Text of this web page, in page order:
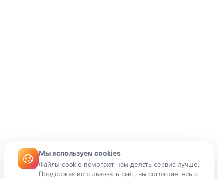
Мы используем cookies
Файлы cookie помогают нам делать сервис лучше.
Продолжая использовать сайт, вы соглашаетесь с